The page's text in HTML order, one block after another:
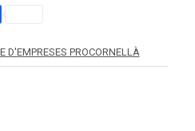
Share
D'EMPRESES PROCORNELLÀ